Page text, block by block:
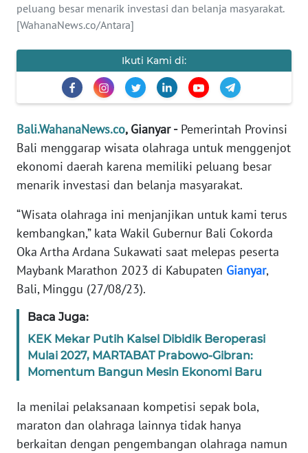
peluang besar menarik investasi dan belanja masyarakat.
[WahanaNews.co/Antara]
Ikuti Kami di:
Bali.WahanaNews.co, Gianyar -Pemerintah Provinsi
Bali menggarap wisata olahraga untuk menggenjot
ekonomi daerah karena memiliki peluang besar
menarik investasi dan belanja masyarakat.
“Wisata olahraga ini menjanjikan untuk kami terus
kembangkan,” kata Wakil Gubernur Bali Cokorda
Oka Artha Ardana Sukawati saat melepas peserta
Maybank Marathon 2023 di Kabupaten Gianyar,
Bali, Minggu (27/08/23).
Baca Juga:
KEK Mekar Putih Kalsel Dibidik Beroperasi
Mulai 2027, MARTABAT Prabowo-Gibran:
Momentum Bangun Mesin Ekonomi Baru
Ia menilai pelaksanaan kompetisi sepak bola,
maraton dan olahraga lainnya tidak hanya
berkaitan dengan pengembangan olahraga namun
TENTANG
KAMI
REDAKSI
KARIR
Wahana
News
Regional
SUMUT
WN
JAKARTA
WN